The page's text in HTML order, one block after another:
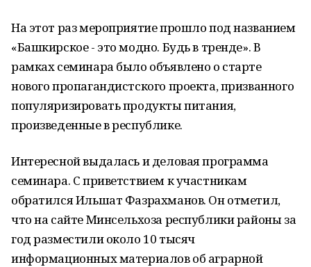
На этот раз мероприятие прошло под названием
«Башкирское - это модно. Будь в тренде». В
рамках семинара было объявлено о старте
нового пропагандистского проекта, призванного
популяризировать продукты питания,
произведенные в республике.
Интересной выдалась и деловая программа
семинара. С приветствием к участникам
обратился Ильшат Фазрахманов. Он отметил,
что на сайте Минсельхоза республики районы за
год разместили около 10 тысяч
информационных материалов об аграрной